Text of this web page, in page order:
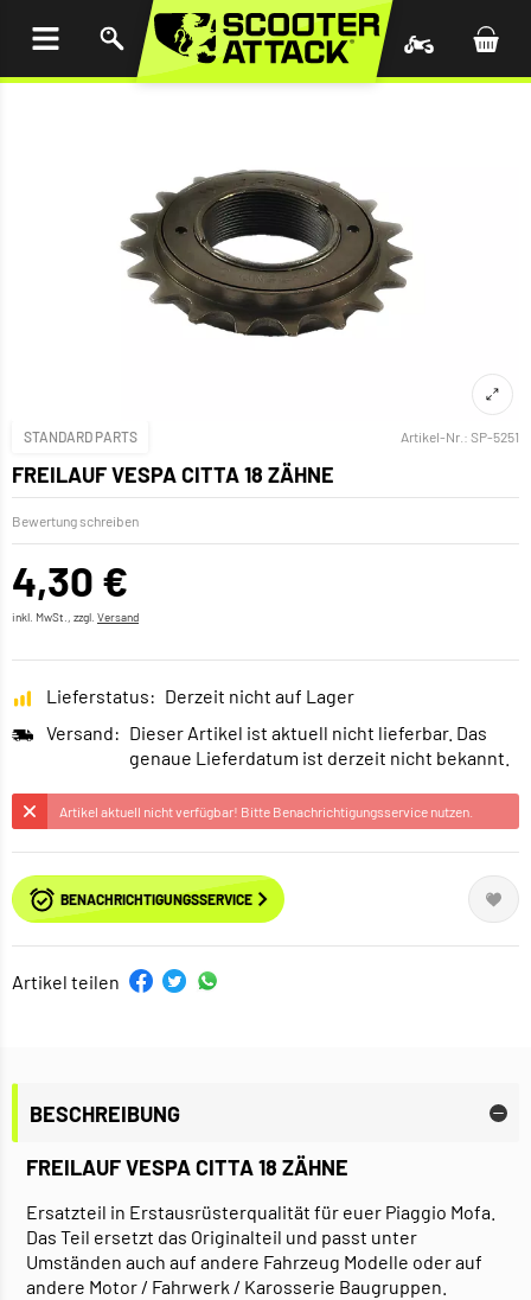
STANDARD PARTS Artikel-Nr.: SP-5251
FREILAUF VESPA CITTA 18 ZÄHNE
Bewertung schreiben
4,30 €
inkl. MwSt., zzgl. Versand
Lieferstatus: Derzeit nicht auf Lager
Versand: Dieser Artikel ist aktuell nicht lieferbar. Das
genaue Lieferdatum ist derzeit nicht bekannt.
Artikel aktuell nicht verfügbar! Bitte Benachrichtigungsservice nutzen.
BENACHRICHTIGUNGSSERVICE
Artikel teilen
BESCHREIBUNG
FREILAUF VESPA CITTA 18 ZÄHNE
Ersatzteil in Erstausrüsterqualität für euer Piaggio Mofa.
Das Teil ersetzt das Originalteil und passt unter
Umständen auch auf andere Fahrzeug Modelle oder auf
andere Motor / Fahrwerk / Karosserie Baugruppen.